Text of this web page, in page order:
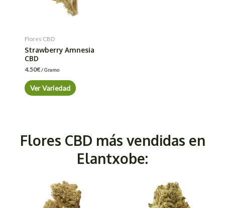
Flores CBD
Strawberry Amnesia
CBD
4.50€/ Gramo
Ver Variedad
Flores CBD más vendidas en
Elantxobe: